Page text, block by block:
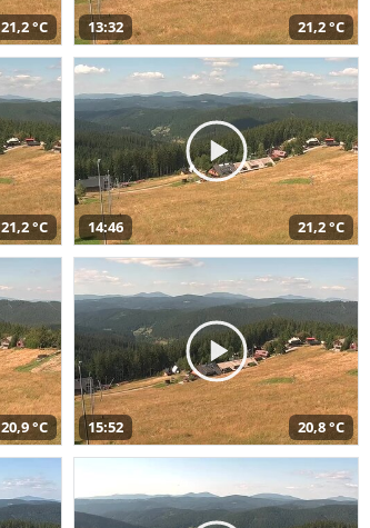
21,2 °C 13:32 21,2 °C
21,2 °C 14:46 21,2 °C
20,9 °C 15:52 20,8 °C